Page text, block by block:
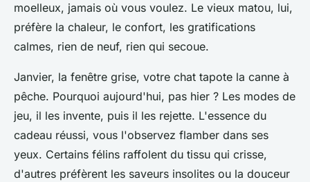
moelleux, jamais où vous voulez. Le vieux matou, lui,
préfère la chaleur, le confort, les gratifications
calmes, rien de neuf, rien qui secoue.
Janvier, la fenêtre grise, votre chat tapote la canne à
pêche. Pourquoi aujourd'hui, pas hier ? Les modes de
jeu, il les invente, puis il les rejette. L'essence du
cadeau réussi, vous l'observez flamber dans ses
yeux. Certains félins raffolent du tissu qui crisse,
d'autres préfèrent les saveurs insolites ou la douceur